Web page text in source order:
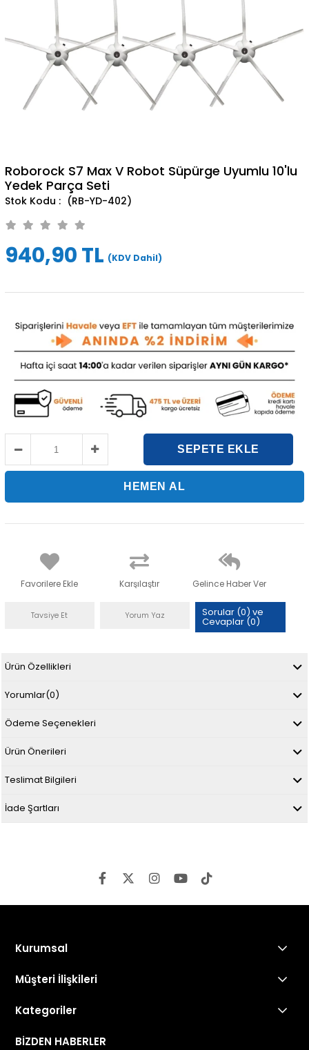
Roborock S7 Max V Robot Süpürge Uyumlu 10'lu
Yedek Parça Seti
(RB-YD-402)
940,90 TL (KDV Dahil)
Favorilere Ekle Karşılaştır Gelince Haber Ver
Tavsiye Et Yorum Yaz Sorular (0) ve
Cevaplar (0)
Ürün Özellikleri
Yorumlar(0)
Ödeme Seçenekleri
Ürün Önerileri
Teslimat Bilgileri
İade Şartları
Kurumsal
Müşteri İlişkileri
Kategoriler
BİZDEN HABERLER